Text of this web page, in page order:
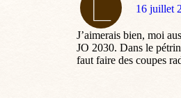
dit
16 juillet
J’aimerais bien, moi
JO 2030. Dans le
faut faire des coupes